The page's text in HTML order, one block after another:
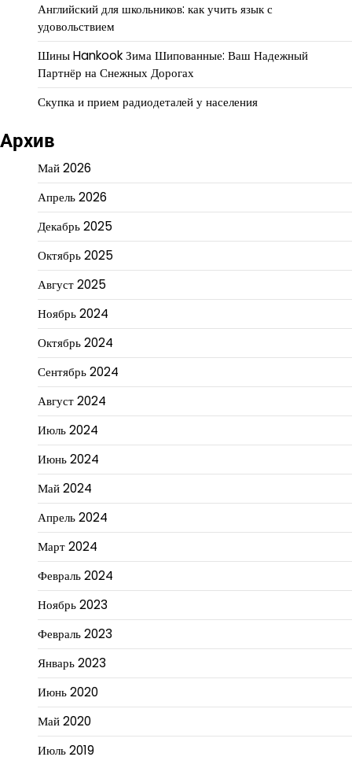
Английский для школьников: как учить язык с
удовольствием
Шины Hankook Зима Шипованные: Ваш Надежный
Партнёр на Снежных Дорогах
Скупка и прием радиодеталей у населения
Архив
Май 2026
Апрель 2026
Декабрь 2025
Октябрь 2025
Август 2025
Ноябрь 2024
Октябрь 2024
Сентябрь 2024
Август 2024
Июль 2024
Июнь 2024
Май 2024
Апрель 2024
Март 2024
Февраль 2024
Ноябрь 2023
Февраль 2023
Январь 2023
Июнь 2020
Май 2020
Июль 2019